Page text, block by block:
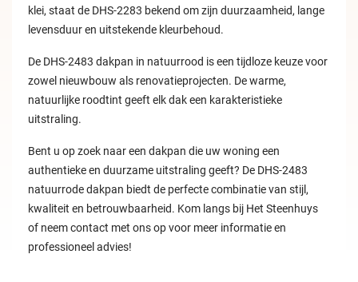
klei, staat de DHS-2283 bekend om zijn duurzaamheid, lange
levensduur en uitstekende kleurbehoud.
De DHS-2483 dakpan in natuurrood is een tijdloze keuze voor
zowel nieuwbouw als renovatieprojecten. De warme,
natuurlijke roodtint geeft elk dak een karakteristieke
uitstraling.
Bent u op zoek naar een dakpan die uw woning een
authentieke en duurzame uitstraling geeft? De DHS-2483
natuurrode dakpan biedt de perfecte combinatie van stijl,
kwaliteit en betrouwbaarheid. Kom langs bij Het Steenhuys
of neem contact met ons op voor meer informatie en
professioneel advies!